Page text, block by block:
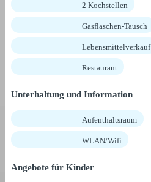
2 Kochstellen
Gasflaschen-Tausch
Lebensmittelverkauf
Restaurant
Unterhaltung und Information
Aufenthaltsraum
WLAN/Wifi
Angebote für Kinder